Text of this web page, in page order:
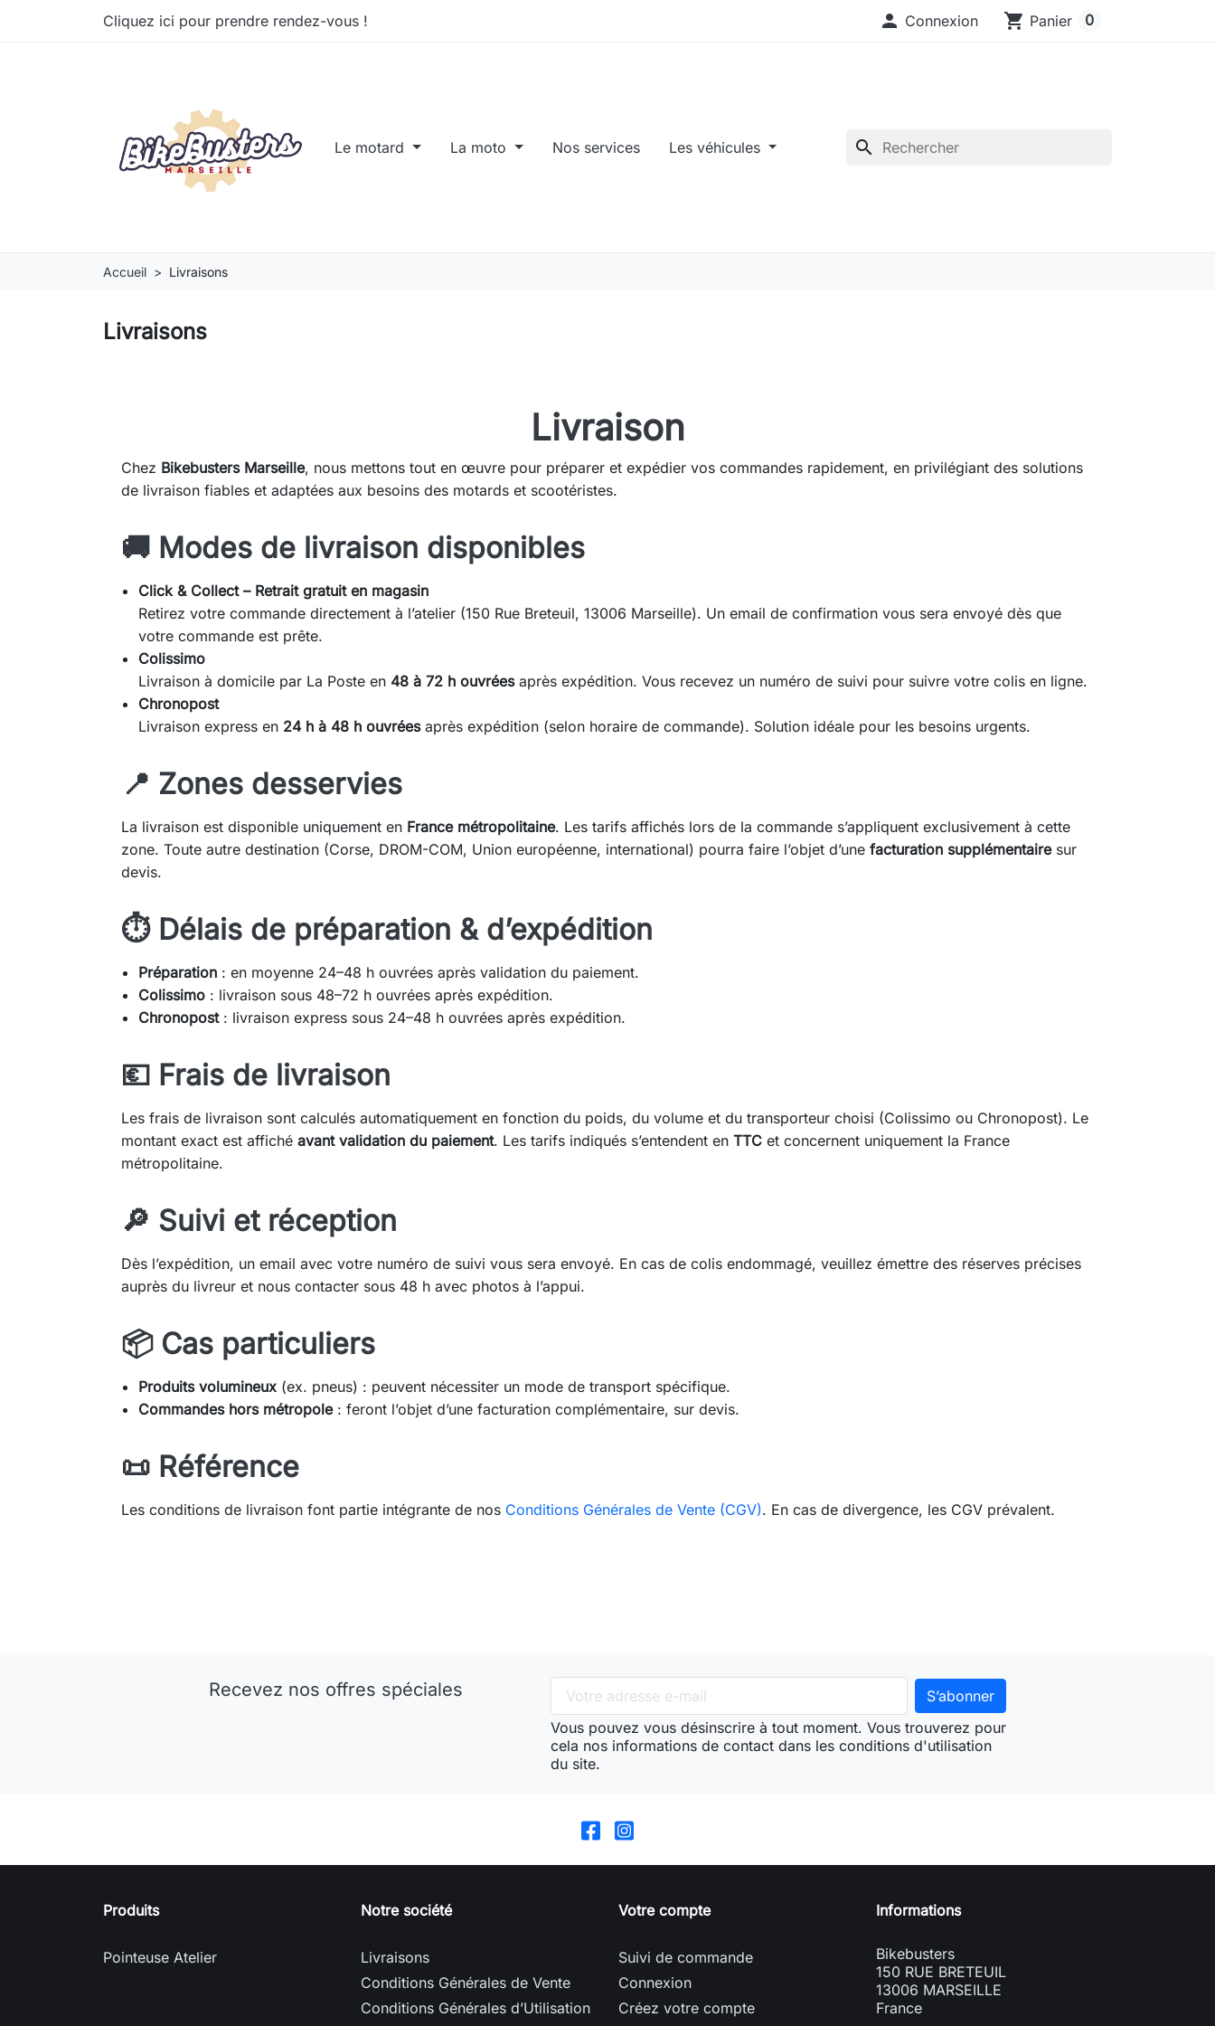
Cliquez ici pour prendre rendez-vous !  Connexion shopping_cart Panier 0
Le motard La moto Nos services Les véhicules search
Accueil Livraisons
Livraisons
Livraison
Chez Bikebusters Marseille, nous mettons tout en œuvre pour préparer et expédier vos commandes rapidement, en privilégiant des solutions
de livraison fiables et adaptées aux besoins des motards et scootéristes.
🚚 Modes de livraison disponibles
Click & Collect – Retrait gratuit en magasin
Retirez votre commande directement à l’atelier (150 Rue Breteuil, 13006 Marseille). Un email de confirmation vous sera envoyé dès que
votre commande est prête.
Colissimo
Livraison à domicile par La Poste en 48 à 72 h ouvréesaprès expédition. Vous recevez un numéro de suivi pour suivre votre colis en ligne.
Chronopost
Livraison express en 24 h à 48 h ouvréesaprès expédition (selon horaire de commande). Solution idéale pour les besoins urgents.
📍 Zones desservies
La livraison est disponible uniquement en France métropolitaine. Les tarifs affichés lors de la commande s’appliquent exclusivement à cette
zone. Toute autre destination (Corse, DROM-COM, Union européenne, international) pourra faire l’objet d’une facturation supplémentairesur
devis.
⏱️ Délais de préparation & d’expédition
Préparation : en moyenne 24–48 h ouvrées après validation du paiement.
Colissimo : livraison sous 48–72 h ouvrées après expédition.
Chronopost: livraison express sous 24–48 h ouvrées après expédition.
💶 Frais de livraison
Les frais de livraison sont calculés automatiquement en fonction du poids, du volume et du transporteur choisi (Colissimo ou Chronopost). Le
montant exact est affiché avant validation du paiement. Les tarifs indiqués s’entendent en TTC et concernent uniquement la France
métropolitaine.
🔎 Suivi et réception
Dès l’expédition, un email avec votre numéro de suivi vous sera envoyé. En cas de colis endommagé, veuillez émettre des réserves précises
auprès du livreur et nous contacter sous 48 h avec photos à l’appui.
📦 Cas particuliers
Produits volumineux (ex. pneus) : peuvent nécessiter un mode de transport spécifique.
Commandes hors métropole: feront l’objet d’une facturation complémentaire, sur devis.
📜 Référence
Les conditions de livraison font partie intégrante de nos Conditions Générales de Vente (CGV). En cas de divergence, les CGV prévalent.
Recevez nos offres spéciales
Vous pouvez vous désinscrire à tout moment. Vous trouverez pour
cela nos informations de contact dans les conditions d'utilisation
du site.
Produits
Pointeuse Atelier
Notre société
Livraisons
Conditions Générales de Vente
Conditions Générales d’Utilisation
Votre compte
Suivi de commande
Connexion
Créez votre compte
Informations
Bikebusters
150 RUE BRETEUIL
13006 MARSEILLE
France